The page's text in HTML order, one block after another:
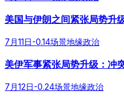
美国与伊朗之间紧张局势升
7月11日-0.14场景地缘政治
美伊军事紧张局势升级：冲
7月12日-0.24场景地缘政治